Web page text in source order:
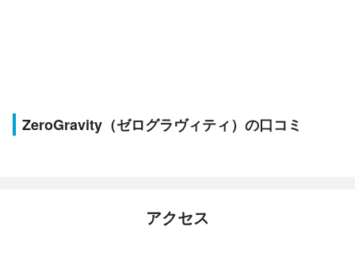
ZeroGravity（ゼログラヴィティ）の口コミ
アクセス